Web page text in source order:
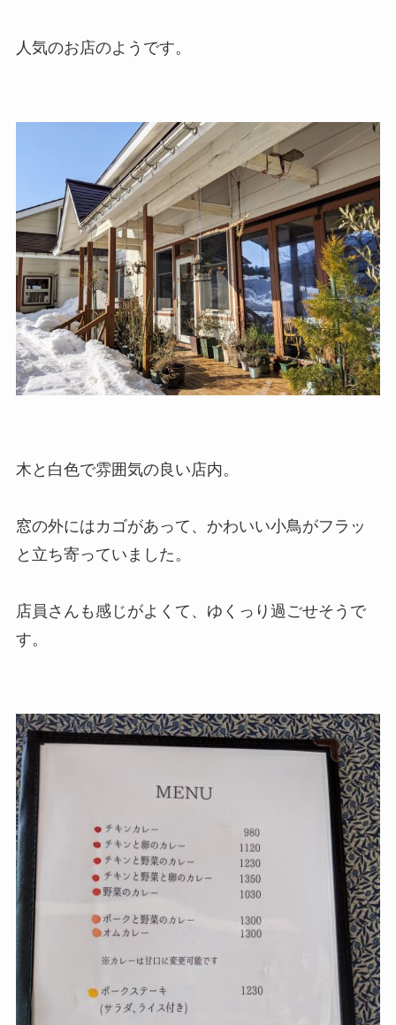
人気のお店のようです。
木と白色で雰囲気の良い店内。
窓の外にはカゴがあって、かわいい小鳥がフラッ
と立ち寄っていました。
店員さんも感じがよくて、ゆくっり過ごせそうで
す。